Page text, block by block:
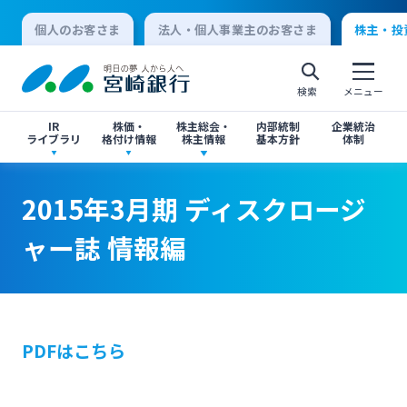
個人のお客さま 法人・個人事業主のお客さま 株主・
検索 メニュー
IR
ライブラリ
株価・
格付け情報
株主総会・
株主情報
内部統制
基本方針
企業統治
体制
決算短信
有価証券報告書・四半期報告書
株価情報
格付け情報
株主総会のご案内
中間配当のご案内
2015年3月期 ディスクロージャー誌 情報編
2015年3月期 ディスクロージャー誌 情報編
個人向けインターネットバンキング
ログオン
法人向けインターネットバンキング
2015年3月期 ディスクロージ
ャー誌 情報編
PDFはこちら